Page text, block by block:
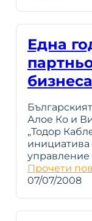
Една
Алое Ко и
„Тодор
инициатива
управление
Прочети
07/07/2008